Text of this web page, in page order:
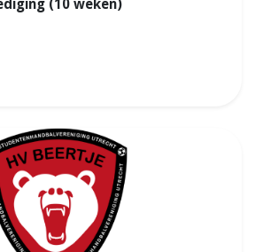
(10 weken)
Zelfverdediging (10 weken)